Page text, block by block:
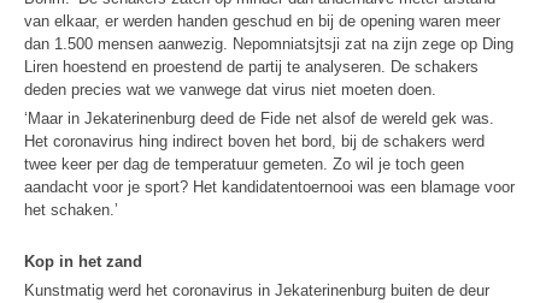
van elkaar, er werden handen geschud en bij de opening waren meer
dan 1.500 mensen aanwezig. Nepomniatsjtsji zat na zijn zege op Ding
Liren hoestend en proestend de partij te analyseren. De schakers
deden precies wat we vanwege dat virus niet moeten doen.
‘Maar in Jekaterinenburg deed de Fide net alsof de wereld gek was.
Het coronavirus hing indirect boven het bord, bij de schakers werd
twee keer per dag de temperatuur gemeten. Zo wil je toch geen
aandacht voor je sport? Het kandidatentoernooi was een blamage voor
het schaken.’
Kop in het zand
Kunstmatig werd het coronavirus in Jekaterinenburg buiten de deur